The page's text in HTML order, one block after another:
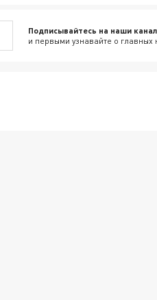
Подписывайтесь на наши
и первыми узнавайте о